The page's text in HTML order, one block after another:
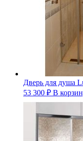
Дверь для душа
53 300 ₽ В